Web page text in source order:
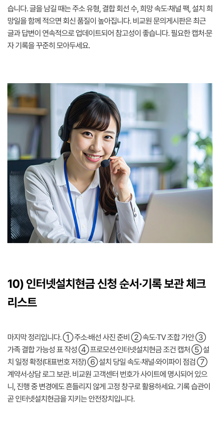
습니다. 글을 남길 때는 주소 유형, 결합 회선 수, 희망 속도·채널 팩, 설치 희
망일을 함께 적으면 회신 품질이 높아집니다. 비교원 문의게시판은 최근
글과 답변이 연속적으로 업데이트되어 참고성이 좋습니다. 필요한 캡처·문
자 기록을 꾸준히 모아두세요.
10) 인터넷설치현금 신청 순서·기록 보관 체크
리스트
마지막 정리입니다. ① 주소·배선 사진 준비 ② 속도·TV 조합 가안 ③
가족 결합 가능성 표 작성 ④ 프로모션·인터넷설치현금 조건 캡처 ⑤ 설
치 일정 확정(대표번호 저장) ⑥ 설치 당일 속도·채널·와이파이 점검 ⑦
계약서·상담 로그 보관. 비교원 고객센터 번호가 사이트에 명시되어 있으
니, 진행 중 변경에도 흔들리지 않게 고정 창구로 활용하세요. 기록 습관이
곧 인터넷설치현금을 지키는 안전장치입니다.